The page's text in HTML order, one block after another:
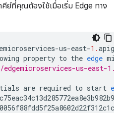
คีย์ที่คุณต้องใช้เมื่อเริ่ม Edge ทาง
-us-east-1.apigee
property to the edge
edgemicroservices-us-east-
are required to start